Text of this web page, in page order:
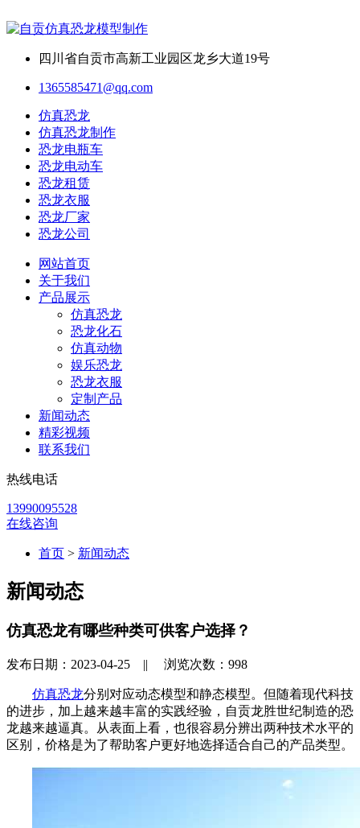
四川省自贡市高新工业园区龙乡大道19号
1365585471@qq.com
仿真恐龙
仿真恐龙制作
恐龙电瓶车
恐龙电动车
恐龙租赁
恐龙衣服
恐龙厂家
恐龙公司
网站首页
关于我们
产品展示
仿真恐龙
恐龙化石
仿真动物
娱乐恐龙
恐龙衣服
定制产品
新闻动态
精彩视频
联系我们
热线电话
13990095528
在线咨询
首页 > 新闻动态
新闻动态
仿真恐龙有哪些种类可供客户选择？
发布日期：2023-04-25 || 浏览次数： 998
仿真恐龙分别对应动态模型和静态模型。但随着现代科技
的进步，加上越来越丰富的实践经验，自贡龙胜世纪制造的恐
龙越来越逼真。从表面上看，也很容易分辨出两种技术水平的
区别，价格是为了帮助客户更好地选择适合自己的产品类型。